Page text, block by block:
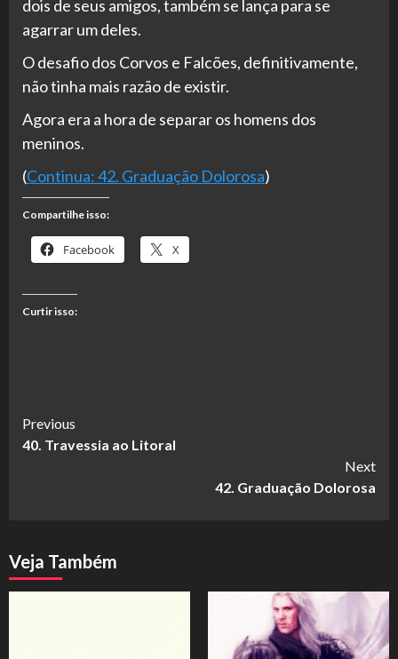
dois de seus amigos, também se lança para se
agarrar um deles.
O desafio dos Corvos e Falcões, definitivamente,
não tinha mais razão de existir.
Agora era a hora de separar os homens dos
meninos.
(Continua: 42. Graduação Dolorosa)
Compartilhe isso:
Facebook X
Curtir isso:
Continue
Reading
Previous
40. Travessia ao Litoral
Next
42. Graduação Dolorosa
Veja Também